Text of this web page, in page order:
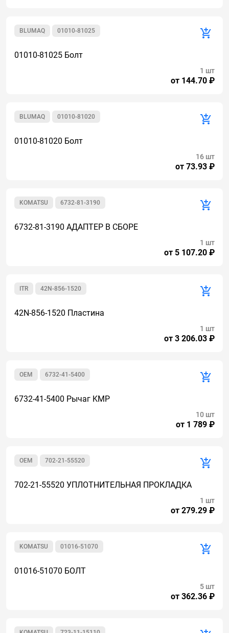
01010-81025
BLUMAQ
01010-81025 Болт
от 144.70 ₽
1 шт
01010-81020
BLUMAQ
01010-81020 Болт
от 73.93 ₽
16 шт
6732-81-3190
KOMATSU
6732-81-3190 АДАПТЕР В СБОРЕ
от 5 107.20 ₽
1 шт
42N-856-1520
ITR
42N-856-1520 Пластина
от 3 206.03 ₽
1 шт
6732-41-5400
OEM
6732-41-5400 Рычаг KMP
от 1 789 ₽
10 шт
702-21-55520
OEM
702-21-55520 УПЛОТНИТЕЛЬНАЯ ПРОКЛАДКА
от 279.29 ₽
1 шт
01016-51070
KOMATSU
01016-51070 БОЛТ
от 362.36 ₽
5 шт